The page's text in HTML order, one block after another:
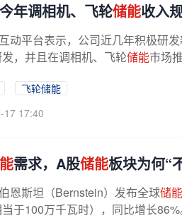
年调相机、飞轮储能收入
动平台表示，公司近几年积极研
，并且在调相机、飞轮储能市场
飞轮储能
17 17:40
需求，A股储能板块为何“
恩斯坦（Bernstein）发布全球储能
于100万千瓦时），同比增长